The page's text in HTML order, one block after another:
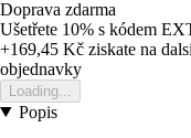
Doprava zdarma
Ušetřete 10% s kódem
+169,45 Kč ziskate na
objednavky
Loading...
Popis